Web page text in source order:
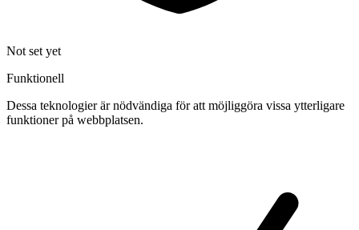
Not set yet
Funktionell
Dessa teknologier är nödvändiga för att möjliggöra vissa ytterligare
funktioner på webbplatsen.